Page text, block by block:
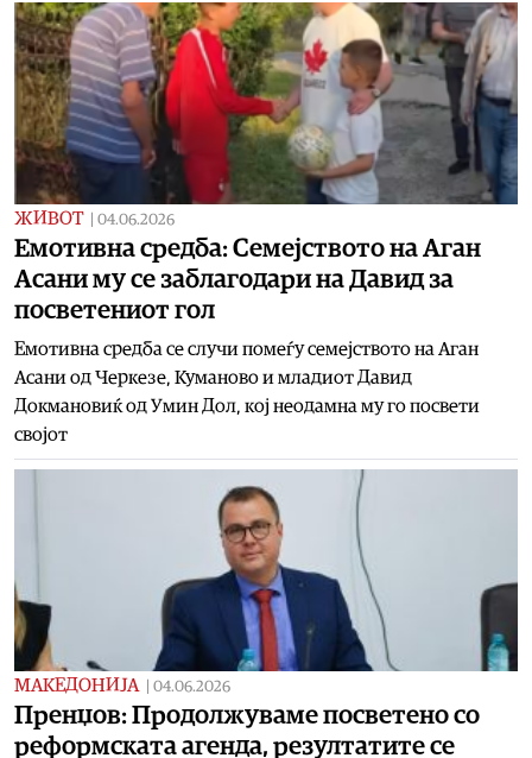
ЖИВОТ 04.06.2026
Емотивна средба: Семејството на Аган
Асани му се заблагодари на Давид за
посветениот гол
Емотивна средба се случи помеѓу семејството на Аган
Асани од Черкезе, Куманово и младиот Давид
Докмановиќ од Умин Дол, кој неодамна му го посвети
својот
МАКЕДОНИЈА 04.06.2026
Пренџов: Продолжуваме посветено со
реформската агенда, резултатите се